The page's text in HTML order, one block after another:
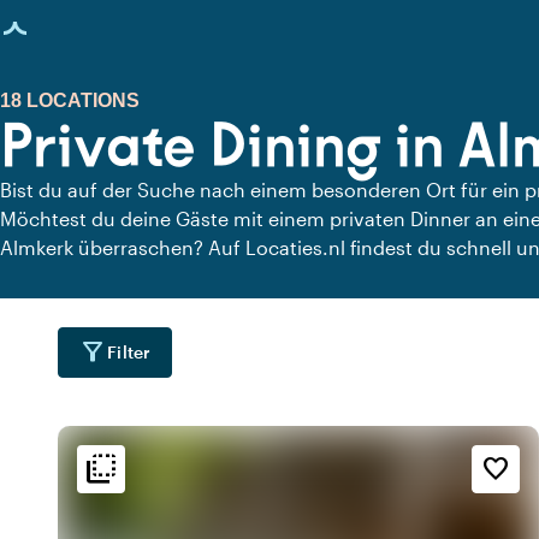
geladen
Private Dining in
18 LOCATIONS
Bist du auf der Suche nach einem besonderen Ort für ein
Möchtest du deine Gäste mit einem privaten Dinner an
Almkerk überraschen? Auf Locaties.nl findest du schnell
Locations für ein köstliches privates Dinner an.
filter_alt Filter
flip_to_back favorite_border
flip_to_back Ambiente und Ästhetik
info
Erreichbarkeit und Lage
water